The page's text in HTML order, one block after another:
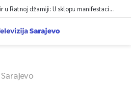
Dova za domovinu i zikir u Ratnoj džamiji: U sklopu manifestacije „Odbrana BiH – Igman 2026“ odana počast herojima
Sarajevo